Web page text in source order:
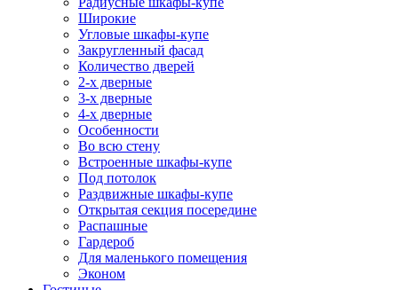
Широкие
Угловые шкафы-купе
Закругленный фасад
Количество дверей
2-х дверные
3-х дверные
4-х дверные
Особенности
Во всю стену
Встроенные шкафы-купе
Под потолок
Раздвижные шкафы-купе
Открытая секция посередине
Распашные
Гардероб
Для маленького помещения
Эконом